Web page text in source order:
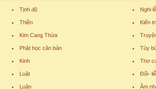
Tịnh độ
Thiền
Kim Cang Thừa
Phật học căn bản
Kinh
Luật
Luận
Nghi lễ
Kiến
Tùy
Thơ
Đối-
Âm